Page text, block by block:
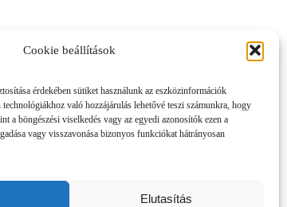
Cookie beállítások
érdekében sütiket használunk az eszközinformációk
technológiákhoz való hozzájárulás lehetővé teszi számunkra, hogy
a böngészési viselkedés vagy az egyedi azonosítók ezen a
vagy visszavonása bizonyos funkciókat hátrányosan
Elutasítás